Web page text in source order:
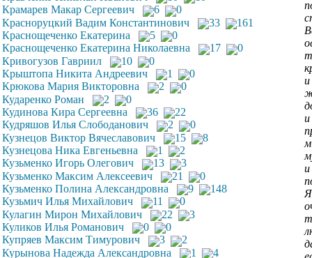
Крамарев Макар Сергеевич
6
0
Красноруцкий Вадим Константинович
33
161
Краснощеченко Екатерина
5
0
Краснощеченко Екатерина Николаевна
17
0
Кривогузов Гавриил
10
0
Крыштопа Никита Андреевич
1
0
Крюкова Мария Викторовна
2
0
Кударенко Роман
2
0
Кудинова Кира Сергеевна
36
22
Кудряшов Илья Слободанович
2
0
Кузнецов Виктор Вячеславович
15
8
Кузнецова Ника Евгеньевна
1
2
Кузьменко Игорь Олегович
13
3
Кузьменко Максим Алексеевич
21
0
Кузьменко Полина Александровна
9
148
Кузьмич Илья Михайлович
11
0
Кулагин Мирон Михайлович
22
3
Куликов Илья Романович
0
0
Купряев Максим Тимурович
3
2
Курынова Надежда Александровна
1
4
и
и
и
Я